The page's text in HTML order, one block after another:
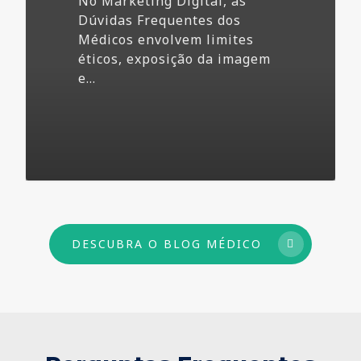
Dúvidas Frequentes dos
Médicos envolvem limites
éticos, exposição da imagem
e…
DESCUBRA O BLOG MÉDICO